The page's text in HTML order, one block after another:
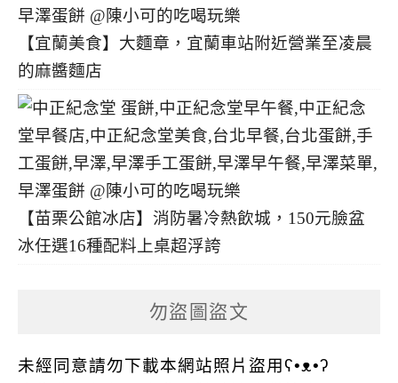
【宜蘭美食】大麵章，宜蘭車站附近營業至凌晨
的麻醬麵店
【苗栗公館冰店】消防暑冷熱飲城，150元臉盆
冰任選16種配料上桌超浮誇
勿盜圖盜文
未經同意請勿下載本網站照片盜用ʕ•ᴥ•ʔ